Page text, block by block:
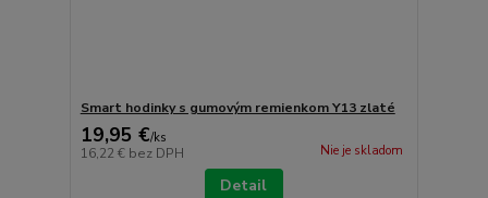
Smart hodinky s gumovým remienkom Y13 zlaté
19,95 €/ks
16,22 € bez DPH Nie je skladom
Detail